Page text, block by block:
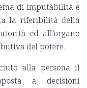
di imputabilità e
la riferibilità della
ed all’organo
del potere.
alla persona il
a decisioni